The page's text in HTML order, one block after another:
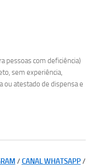
pessoas com deficiência)
sem experiência,
ou atestado de dispensa e
/ CANAL WHATSAPP/